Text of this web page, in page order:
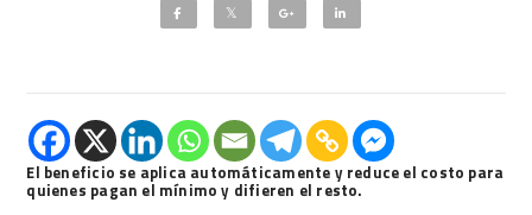
El beneficio se aplica automáticamente y reduce el costo para
quienes pagan el mínimo y difieren el resto.